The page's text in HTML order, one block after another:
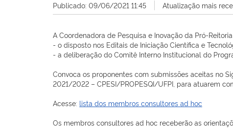
Publicado: 09/06/2021 11:45 Atualização mais
A Coordenadora de Pesquisa e Inovação da Pró-
- o disposto nos Editais de Iniciação Científica e
- a deliberação do Comitê Interno Institucional do
Convoca os proponentes com submissões aceitas no
2021/2022 – CPESI/PROPESQI/UFPI, para atuarem
Acesse: lista dos membros consultores ad hoc
Os membros consultores ad hoc receberão as